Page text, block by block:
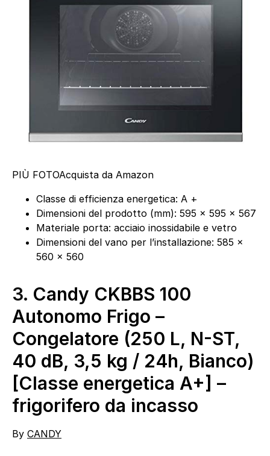
PIÙ FOTOAcquista da Amazon
Classe di efficienza energetica: A +
Dimensioni del prodotto (mm): 595 x 595 x 567
Materiale porta: acciaio inossidabile e vetro
Dimensioni del vano per l’installazione: 585 x
560 x 560
3. Candy CKBBS 100
Autonomo Frigo –
Congelatore (250 L, N-ST,
40 dB, 3,5 kg / 24h, Bianco)
[Classe energetica A+] –
frigorifero da incasso
By CANDY